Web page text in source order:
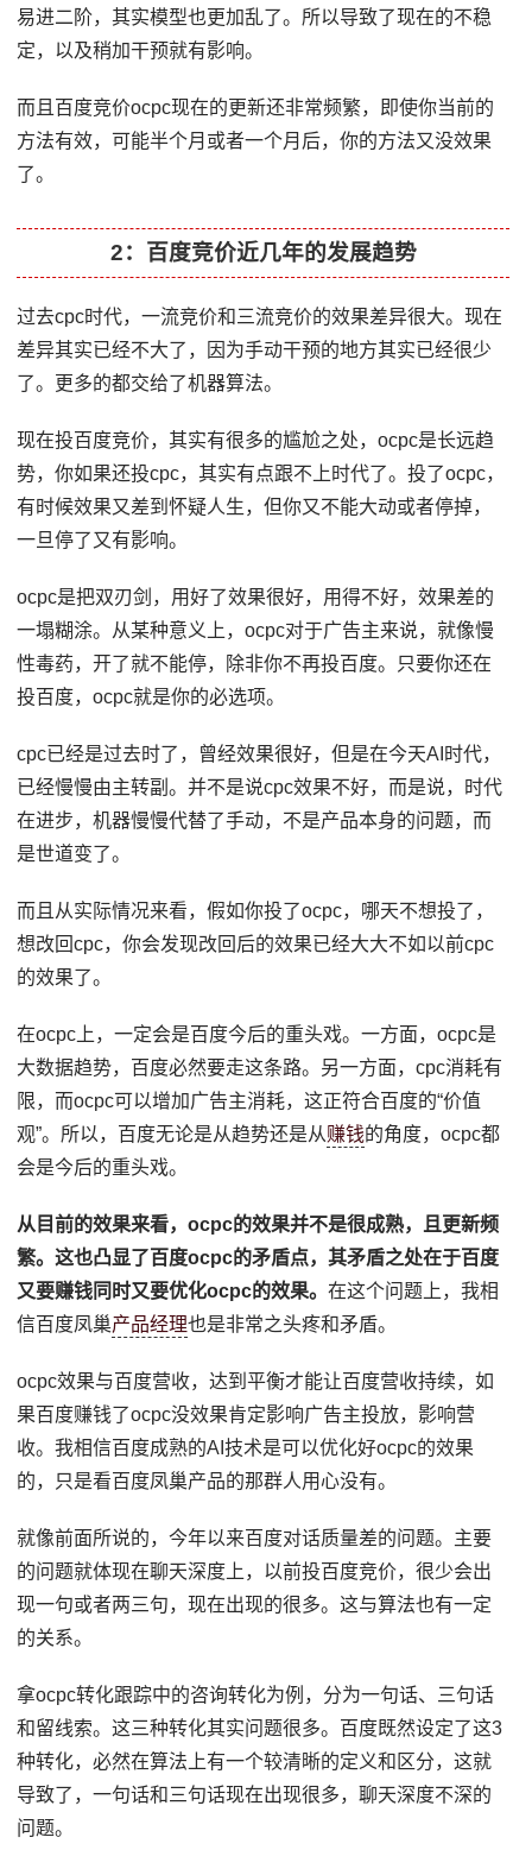
易进二阶，其实模型也更加乱了。所以导致了现在的不稳
定，以及稍加干预就有影响。
而且百度竞价ocpc现在的更新还非常频繁，即使你当前的
方法有效，可能半个月或者一个月后，你的方法又没效果
了。
2：百度竞价近几年的发展趋势
过去cpc时代，一流竞价和三流竞价的效果差异很大。现在
差异其实已经不大了，因为手动干预的地方其实已经很少
了。更多的都交给了机器算法。
现在投百度竞价，其实有很多的尴尬之处，ocpc是长远趋
势，你如果还投cpc，其实有点跟不上时代了。投了ocpc，
有时候效果又差到怀疑人生，但你又不能大动或者停掉，
一旦停了又有影响。
ocpc是把双刃剑，用好了效果很好，用得不好，效果差的
一塌糊涂。从某种意义上，ocpc对于广告主来说，就像慢
性毒药，开了就不能停，除非你不再投百度。只要你还在
投百度，ocpc就是你的必选项。
cpc已经是过去时了，曾经效果很好，但是在今天AI时代，
已经慢慢由主转副。并不是说cpc效果不好，而是说，时代
在进步，机器慢慢代替了手动，不是产品本身的问题，而
是世道变了。
而且从实际情况来看，假如你投了ocpc，哪天不想投了，
想改回cpc，你会发现改回后的效果已经大大不如以前cpc
的效果了。
在ocpc上，一定会是百度今后的重头戏。一方面，ocpc是
大数据趋势，百度必然要走这条路。另一方面，cpc消耗有
限，而ocpc可以增加广告主消耗，这正符合百度的“价值
观”。所以，百度无论是从趋势还是从赚钱的角度，ocpc都
会是今后的重头戏。
从目前的效果来看，ocpc的效果并不是很成熟，且更新频
繁。这也凸显了百度ocpc的矛盾点，其矛盾之处在于百度
又要赚钱同时又要优化ocpc的效果。在这个问题上，我相
信百度凤巢产品经理也是非常之头疼和矛盾。
ocpc效果与百度营收，达到平衡才能让百度营收持续，如
果百度赚钱了ocpc没效果肯定影响广告主投放，影响营
收。我相信百度成熟的AI技术是可以优化好ocpc的效果
的，只是看百度凤巢产品的那群人用心没有。
就像前面所说的，今年以来百度对话质量差的问题。主要
的问题就体现在聊天深度上，以前投百度竞价，很少会出
现一句或者两三句，现在出现的很多。这与算法也有一定
的关系。
拿ocpc转化跟踪中的咨询转化为例，分为一句话、三句话
和留线索。这三种转化其实问题很多。百度既然设定了这3
种转化，必然在算法上有一个较清晰的定义和区分，这就
导致了，一句话和三句话现在出现很多，聊天深度不深的
问题。